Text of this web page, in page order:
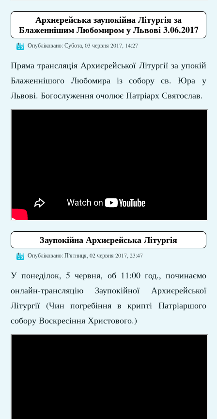
Архиєрейська заупокійна Літургія за
Блаженнішим Любомиром у Львові 3.06.2017
Опубліковано: Субота, 03 червня 2017, 14:27
Пряма трансляція Архиєрейської Літургії за упокій
Блаженнішого Любомира із собору св. Юра у
Львові. Богослуження очолює Патріарх Святослав.
Заупокійна Архиєрейська Літургія
Опубліковано: П'ятниця, 02 червня 2017, 23:47
У понеділок, 5 червня, об 11:00 год., починаємо
онлайн-трансляцію Заупокійної Архиєрейської
Літургії (Чин погребіння в крипті Патріаршого
собору Воскресіння Христового.)